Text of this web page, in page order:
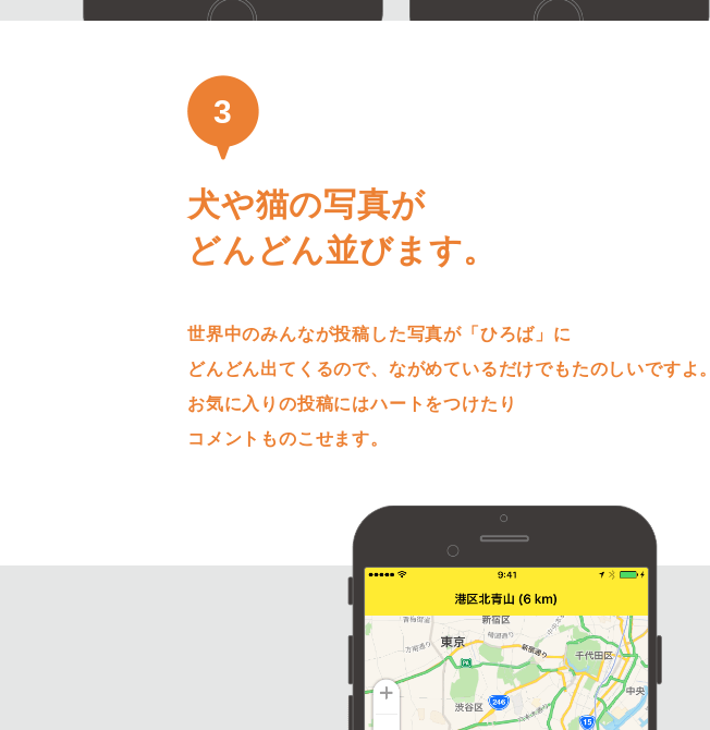
3
犬や猫の写真が
どんどん並びます。
世界中のみんなが投稿した写真が「ひろば」に
どんどん出てくるので、ながめているだけでもたのしいですよ。
お気に入りの投稿にはハートをつけたり
コメントものこせます。